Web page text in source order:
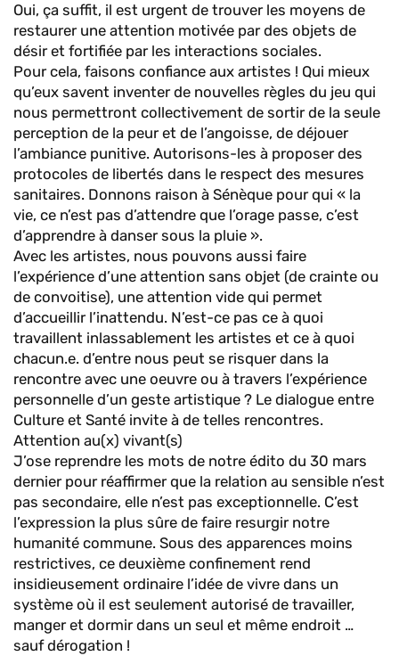
Oui, ça suffit, il est urgent de trouver les moyens de
restaurer une attention motivée par des objets de
désir et fortifiée par les interactions sociales.
Pour cela, faisons confiance aux artistes ! Qui mieux
qu’eux savent inventer de nouvelles règles du jeu qui
nous permettront collectivement de sortir de la seule
perception de la peur et de l’angoisse, de déjouer
l’ambiance punitive. Autorisons-les à proposer des
protocoles de libertés dans le respect des mesures
sanitaires. Donnons raison à Sénèque pour qui « la
vie, ce n’est pas d’attendre que l’orage passe, c’est
d’apprendre à danser sous la pluie ».
Avec les artistes, nous pouvons aussi faire
l’expérience d’une attention sans objet (de crainte ou
de convoitise), une attention vide qui permet
d’accueillir l’inattendu. N’est-ce pas ce à quoi
travaillent inlassablement les artistes et ce à quoi
chacun.e. d’entre nous peut se risquer dans la
rencontre avec une oeuvre ou à travers l’expérience
personnelle d’un geste artistique ? Le dialogue entre
Culture et Santé invite à de telles rencontres.
Attention au(x) vivant(s)
J’ose reprendre les mots de notre édito du 30 mars
dernier pour réaffirmer que la relation au sensible n’est
pas secondaire, elle n’est pas exceptionnelle. C’est
l’expression la plus sûre de faire resurgir notre
humanité commune. Sous des apparences moins
restrictives, ce deuxième confinement rend
insidieusement ordinaire l’idée de vivre dans un
système où il est seulement autorisé de travailler,
manger et dormir dans un seul et même endroit …
sauf dérogation !